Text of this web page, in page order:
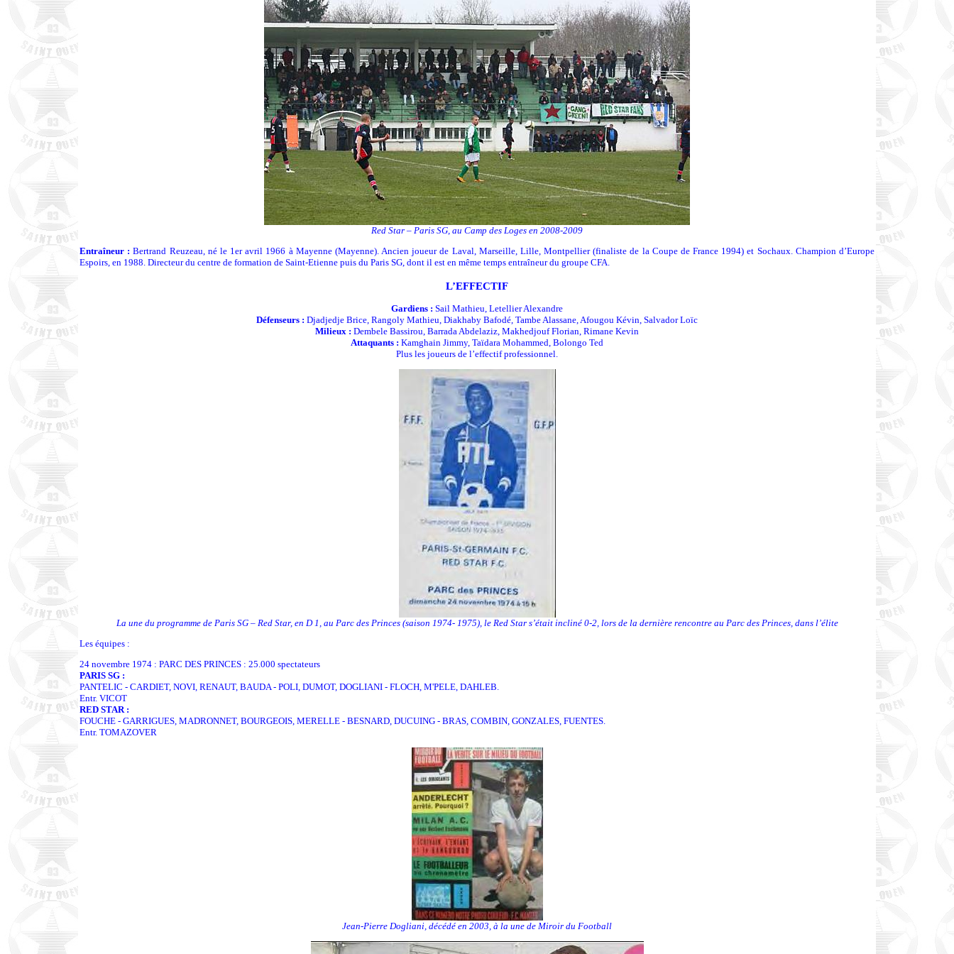
Red Star – Paris SG, au Camp des Loges en 2008-2009
Entraîneur : Bertrand Reuzeau, né le 1er avril 1966 à Mayenne (Mayenne). Ancien joueur de Laval, Marseille, Lille, Montpellier (finaliste de la Coupe de France 1994) et Sochaux. Champion d’Europe
Espoirs, en 1988. Directeur du centre de formation de Saint-Etienne puis du Paris SG, dont il est en même temps entraîneur du groupe CFA.
L’EFFECTIF
Gardiens : Sail Mathieu, Letellier Alexandre
Défenseurs : Djadjedje Brice, Rangoly Mathieu, Diakhaby Bafodé, Tambe Alassane, Afougou Kévin, Salvador Loïc
Milieux : Dembele Bassirou, Barrada Abdelaziz, Makhedjouf Florian, Rimane Kevin
Attaquants : Kamghain Jimmy, Taïdara Mohammed, Bolongo Ted
Plus les joueurs de l’effectif professionnel.
La une du programme de Paris SG – Red Star, en D 1, au Parc des Princes (saison 1974- 1975), le Red Star s’était incliné 0-2, lors de la dernière rencontre au Parc des Princes, dans l’élite
Les équipes :
24 novembre 1974 : PARC DES PRINCES : 25.000 spectateurs
PARIS SG :
PANTELIC - CARDIET, NOVI, RENAUT, BAUDA - POLI, DUMOT, DOGLIANI - FLOCH, M'PELE, DAHLEB.
Entr. VICOT
RED STAR :
FOUCHE - GARRIGUES, MADRONNET, BOURGEOIS, MERELLE - BESNARD, DUCUING - BRAS, COMBIN, GONZALES, FUENTES.
Entr. TOMAZOVER
Jean-Pierre Dogliani, décédé en 2003, à la une de Miroir du Football